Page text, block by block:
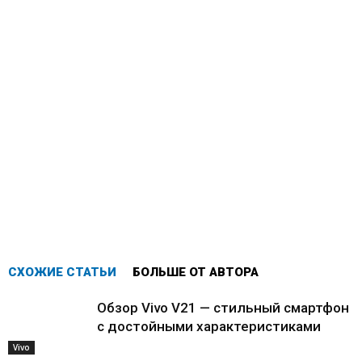
СХОЖИЕ СТАТЬИ БОЛЬШЕ ОТ АВТОРА
Vivo
Обзор Vivo V21 — стильный смартфон
с достойными характеристиками